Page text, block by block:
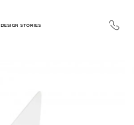
DESIGN STORIES